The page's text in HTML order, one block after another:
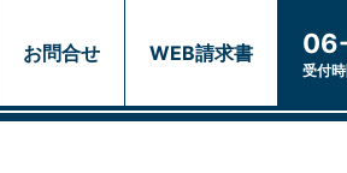
お問合せ WEB請求書
受付